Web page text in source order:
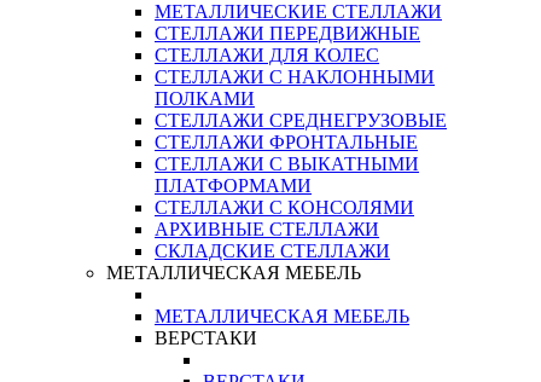
МЕТАЛЛИЧЕСКИЕ СТЕЛЛАЖИ
СТЕЛЛАЖИ ПЕРЕДВИЖНЫЕ
СТЕЛЛАЖИ ДЛЯ КОЛЕС
СТЕЛЛАЖИ С НАКЛОННЫМИ
ПОЛКАМИ
СТЕЛЛАЖИ СРЕДНЕГРУЗОВЫЕ
СТЕЛЛАЖИ ФРОНТАЛЬНЫЕ
СТЕЛЛАЖИ С ВЫКАТНЫМИ
ПЛАТФОРМАМИ
СТЕЛЛАЖИ С КОНСОЛЯМИ
АРХИВНЫЕ СТЕЛЛАЖИ
СКЛАДСКИЕ СТЕЛЛАЖИ
МЕТАЛЛИЧЕСКАЯ МЕБЕЛЬ
МЕТАЛЛИЧЕСКАЯ МЕБЕЛЬ
ВЕРСТАКИ